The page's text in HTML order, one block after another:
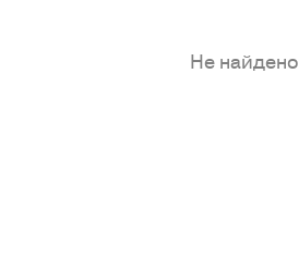
Не найдено